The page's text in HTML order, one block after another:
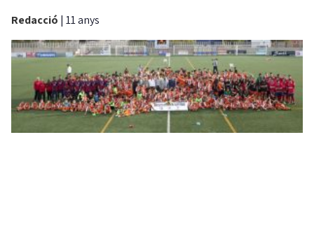
Redacció | 11 anys